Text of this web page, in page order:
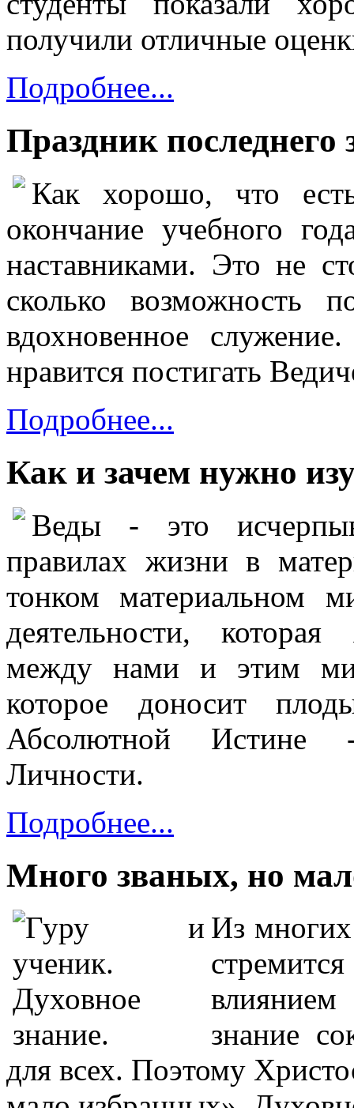
получили отличные
Подробнее...
Праздник последнего
Как хорошо, что
окончание учебного
наставниками. Это не
сколько возможность
вдохновенное
нравится постигать
Подробнее...
Как и зачем нужно
Веды - это
правилах жизни в
тонком материальном
деятельности,
между нами и этим
которое доносит
Абсолютной Истине
Личности.
Подробнее...
Много званых, но
Из
знание
для всех. Поэтому